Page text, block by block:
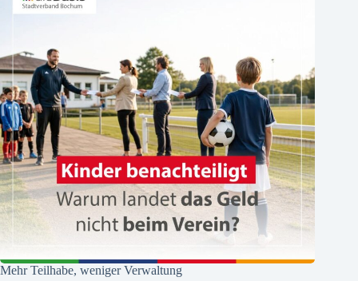
Mehr Teilhabe, weniger Verwaltung